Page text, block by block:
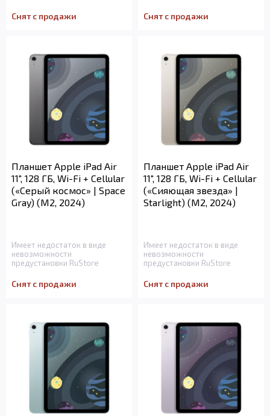
Снят с продажи Снят с продажи
Планшет Apple iPad Air
11", 128 ГБ, Wi-Fi + Cellular
(«Серый космос» | Space
Gray) (M2, 2024)
Имеет недостаток в виде
невозможности
предустановки RuStore
Снят с продажи
Планшет Apple iPad Air
11", 128 ГБ, Wi-Fi + Cellular
(«Сияющая звезда» |
Starlight) (M2, 2024)
Имеет недостаток в виде
невозможности
предустановки RuStore
Снят с продажи